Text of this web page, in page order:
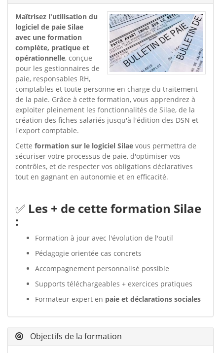
Maîtrisez l'utilisation du
logiciel de paie Silae
avec une formation
complète, pratique et
opérationnelle, conçue
pour les gestionnaires de
paie, responsables RH,
comptables et toute personne en charge du traitement
de la paie. Grâce à cette formation, vous apprendrez à
exploiter pleinement les fonctionnalités de Silae, de la
création des fiches salariés jusqu'à l'édition des DSN et
l'export comptable.
Cette formation sur le logiciel Silae vous permettra de
sécuriser votre processus de paie, d'optimiser vos
contrôles, et de respecter vos obligations déclaratives
tout en gagnant en autonomie et en efficacité.
✅ Les + de cette formation Silae
:
Formation à jour avec l'évolution de l'outil
Pédagogie orientée cas concrets
Accompagnement personnalisé possible
Supports téléchargeables + exercices pratiques
Formateur expert en paie et déclarations sociales
Objectifs de la formation